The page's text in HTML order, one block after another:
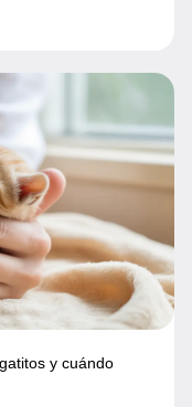
y cuándo